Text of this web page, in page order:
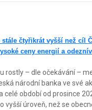
stále čtyřikrát vyšší než cíl
ceny energií a
rostly – dle očekávání –
národní banka ve své
celé období od prosince
vyšší úroveň, než se